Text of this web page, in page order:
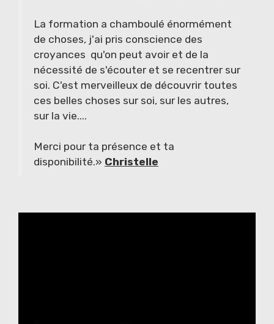
La formation a chamboulé énormément
de choses, j'ai pris conscience des
croyances qu'on peut avoir et de la
nécessité de s'écouter et se recentrer sur
soi. C'est merveilleux de découvrir toutes
ces belles choses sur soi, sur les autres,
sur la vie....
Merci pour ta présence et ta
disponibilité.» Christelle